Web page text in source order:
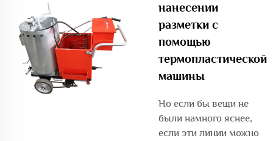
нанесении
разметки с
помощью
термопластической
машины
Но если бы вещи не
были намного яснее,
если эти линии можно